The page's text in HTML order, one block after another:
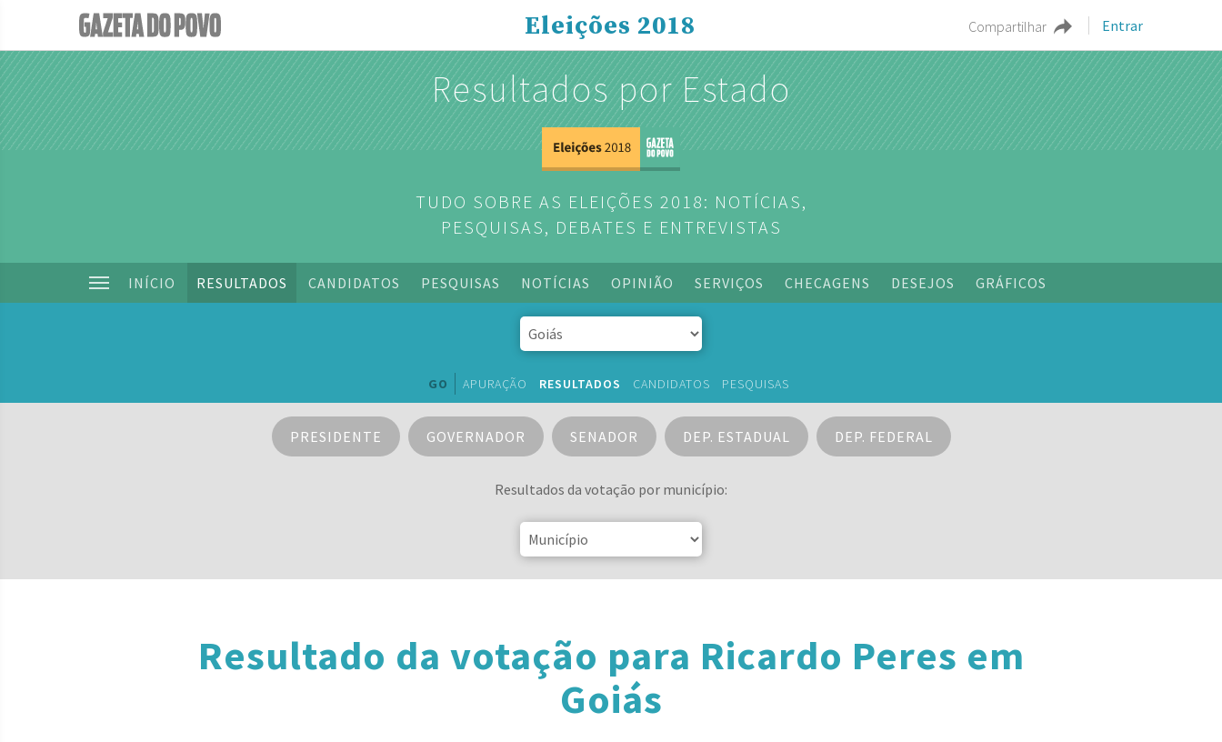
Compartilhar Entrar
Eleições 2018
Resultados por Estado
TUDO SOBRE AS ELEIÇÕES 2018: NOTÍCIAS,
PESQUISAS, DEBATES E ENTREVISTAS
INÍCIO RESULTADOS CANDIDATOS PESQUISAS NOTÍCIAS OPINIÃO SERVIÇOS CHECAGENS DESEJOS GRÁFICOS
GO APURAÇÃO RESULTADOS CANDIDATOS PESQUISAS
PRESIDENTE GOVERNADOR SENADOR DEP. ESTADUAL DEP. FEDERAL
Resultados da votação por município:
Resultado da votação para Ricardo Peres em
Goiás